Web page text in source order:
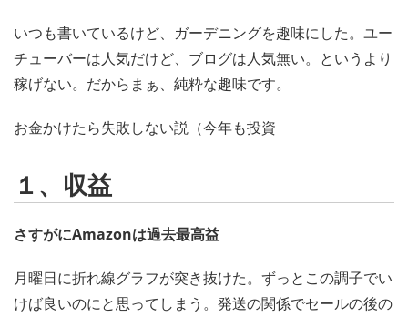
いつも書いているけど、ガーデニングを趣味にした。ユー
チューバーは人気だけど、ブログは人気無い。というより
稼げない。だからまぁ、純粋な趣味です。
お金かけたら失敗しない説（今年も投資
１、収益
さすがにAmazonは過去最高益
月曜日に折れ線グラフが突き抜けた。ずっとこの調子でい
けば良いのにと思ってしまう。発送の関係でセールの後の